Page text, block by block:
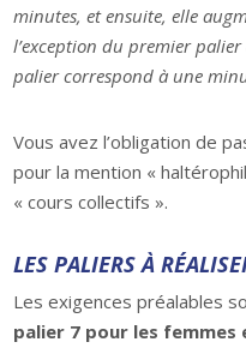
minutes, et ensuite, elle
l’exception du premier
palier correspond à une
Vous avez l’obligation de
pour la mention «
« cours collectifs ».
LES PALIERS À
Les exigences préalables
palier 7 pour les